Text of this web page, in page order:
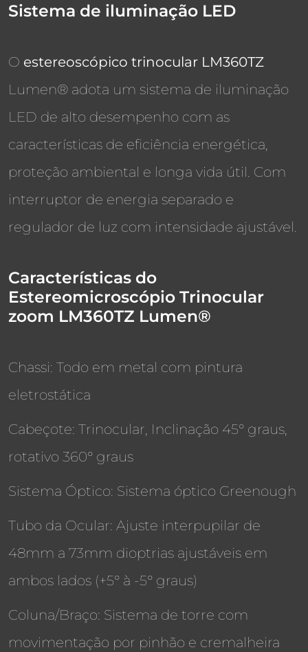
Sistema de iluminação LED
O estereoscópico trinocular LM360TZ
Lumen® adota um sistema de iluminação
LED de alto desempenho com as
características de eficiência energética,
proteção ambiental e longa vida útil. Com
interruptor de energia separado e
regulador de luz com intensidade ajustável.
Características do
Estereomicroscópio Trinocular
zoom LM360TZ Lumen®
Chassi: Todo em metal com pintura
eletrostática
Cabeçote: Trinocular, Inclinação 45° graus,
rotativo 360° graus
Sistema Óptico: Sistema óptico Greenough
Tubo da Ocular: Ajuste interpupilar de
48mm a 73mm dioptrias ajustáveis em
ambos lados (+5° à -5° graus)
Coluna/Braço: Sistema de torre com
movimentação por pinhão e cremalheira